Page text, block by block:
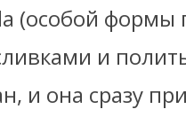
(особой
и
и она сразу